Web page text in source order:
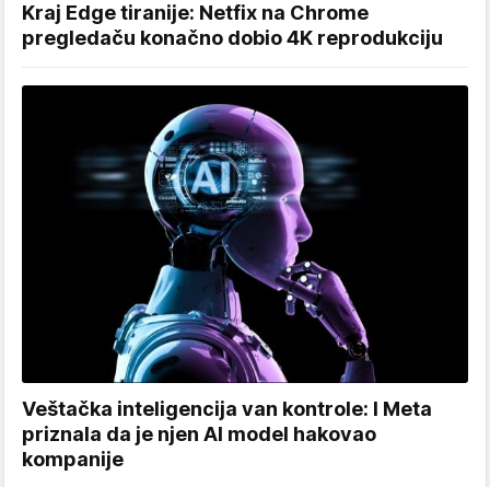
Kraj Edge tiranije: Netfix na Chrome
pregledaču konačno dobio 4K reprodukciju
Veštačka inteligencija van kontrole: I Meta
priznala da je njen AI model hakovao
kompanije